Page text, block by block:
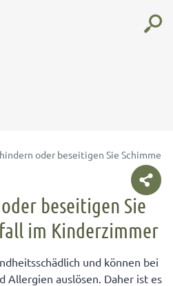
oder beseitigen Sie
beseitigen Sie
im Kinderzimmer
und können bei
Allergien auslösen. Daher ist es